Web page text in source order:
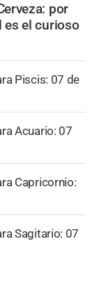
por
es el curioso
Piscis: 07 de
Acuario: 07
Capricornio:
Sagitario: 07